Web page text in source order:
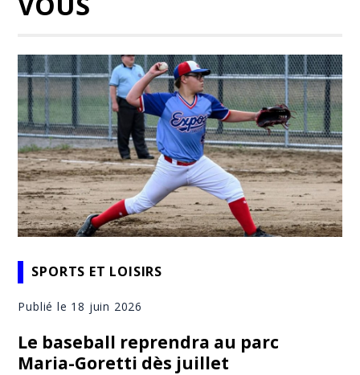
SPORTS ET LOISIRS
Publié le 18 juin 2026
Le baseball reprendra au parc
Maria-Goretti dès juillet